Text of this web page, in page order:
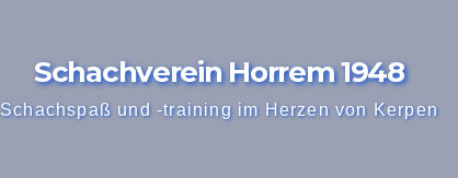
Schachverein Horrem 1948
Schachspaß und -training im Herzen von Kerpen